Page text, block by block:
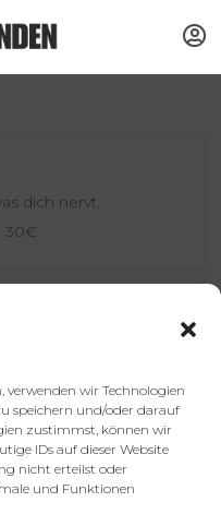
wir Technologien
speichern und/oder darauf
zustimmst, können wir
IDs auf dieser Website
nicht erteilst oder
und Funktionen
dich nervt.
30€
Automatisierung &